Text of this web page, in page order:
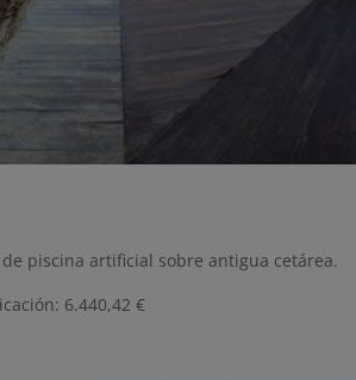
piscina artificial sobre antigua cetárea.
6.440,42 €